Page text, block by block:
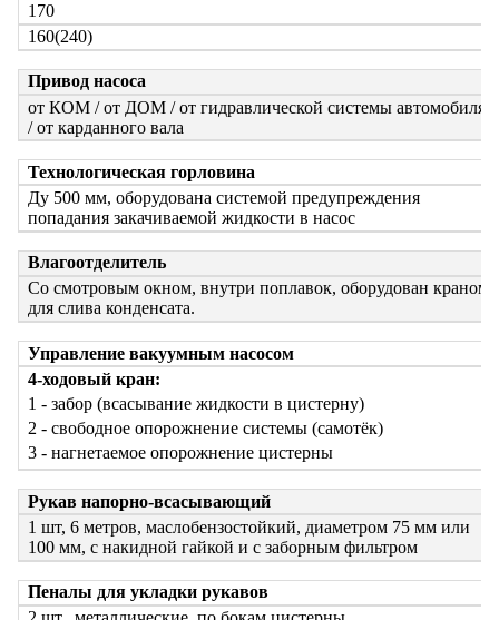
170
160(240)
Привод насоса
от КОМ / от ДОМ / от гидравлической системы автомобиля
/ от карданного вала
Технологическая горловина
Ду 500 мм, оборудована системой предупреждения
попадания закачиваемой жидкости в насос
Влагоотделитель
Со смотровым окном, внутри поплавок, оборудован краном
для слива конденсата.
Управление вакуумным насосом
4-ходовый кран:
1 - забор (всасывание жидкости в цистерну)
2 - свободное опорожнение системы (самотёк)
3 - нагнетаемое опорожнение цистерны
Рукав напорно-всасывающий
1 шт, 6 метров, маслобензостойкий, диаметром 75 мм или
100 мм, с накидной гайкой и с заборным фильтром
Пеналы для укладки рукавов